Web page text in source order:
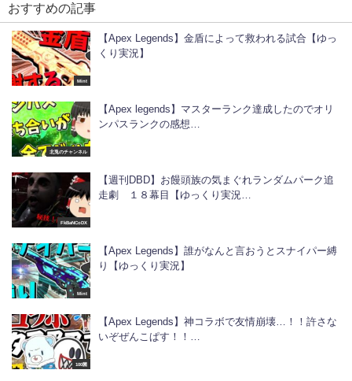
おすすめの記事
Mint
【Apex Legends】金盾によって救われる試合【ゆっ
くり実況】
北兎のチャンネル
【Apex legends】マスターランク達成したのでオリ
ンパスランクの感想…
FkBaNCoDX
【週刊DBD】お饅頭族の気まぐれランダムパーク追
走劇 １８幕目【ゆっくり実況…
Mint
【Apex Legends】誰がなんと言おうとスナイパー縛
り【ゆっくり実況】
100菌
【Apex Legends】神コラボで友情崩壊…！！許さな
いぞぜんこぱす！！…